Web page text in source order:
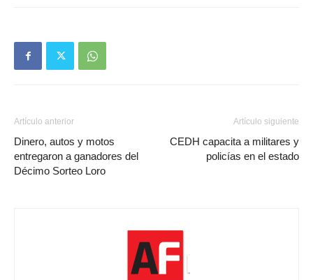
Artículo anterior
Dinero, autos y motos
entregaron a ganadores del
Décimo Sorteo Loro
Artículo siguiente
CEDH capacita a militares y
policías en el estado